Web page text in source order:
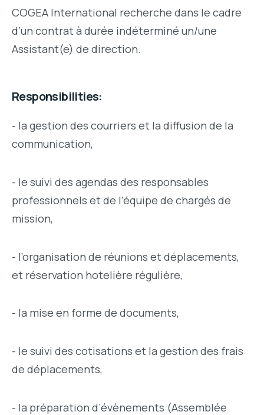
COGEA International recherche dans le cadre
d’un contrat à durée indéterminé un/une
Assistant(e) de direction.
Responsibilities:
- la gestion des courriers et la diffusion de la
communication,
- le suivi des agendas des responsables
professionnels et de l’équipe de chargés de
mission,
- l’organisation de réunions et déplacements,
et réservation hotelière régulière,
- la mise en forme de documents,
- le suivi des cotisations et la gestion des frais
de déplacements,
- la préparation d’évènements (Assemblée